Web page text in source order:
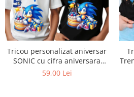
Tricou personalizat aniversar
SONIC cu cifra aniversara
TAS101
59,00 Lei